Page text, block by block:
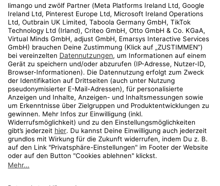
Kundenservice
Shop
Aktionen
Travel